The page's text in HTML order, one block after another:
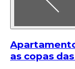
as copas